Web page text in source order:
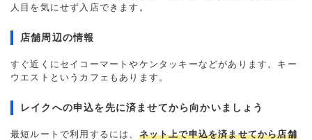
人目を気にせず入店できます。
店舗周辺の情報
すぐ近くにセイコーマートやケンタッキーなどがあります。キー
ウエストというカフェもあります。
レイクへの申込を先に済ませてから向かいましょう
最短ルートで利用するには、 ネット上で申込を済ませてから店舗